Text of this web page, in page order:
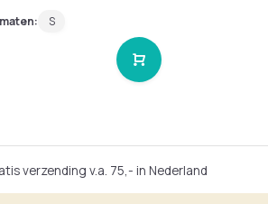
S
verzending v.a. 75,- in Nederland